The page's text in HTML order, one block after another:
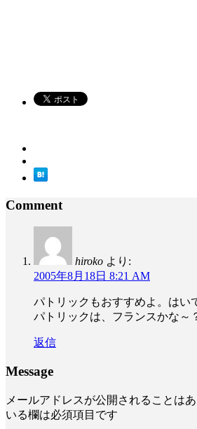
Comment
hiroko より:
2005年8月18日 8:21 AM
パトリックもおすすめよ。はい
パトリックは、フランスかな～
返信
Message
メールアドレスが公開されることはあ
いる欄は必須項目です